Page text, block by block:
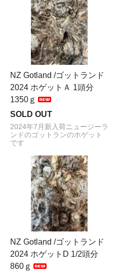
NZ Gotland /ゴットランド
2024 ホゲットＡ 1頭分
1350ｇ
SOLD OUT
2024年7月新入荷ニュージーラ
ンドのゴットランのホゲット
です
NZ Gotland /ゴットランド
2024 ホゲットD 1/2頭分
860ｇ